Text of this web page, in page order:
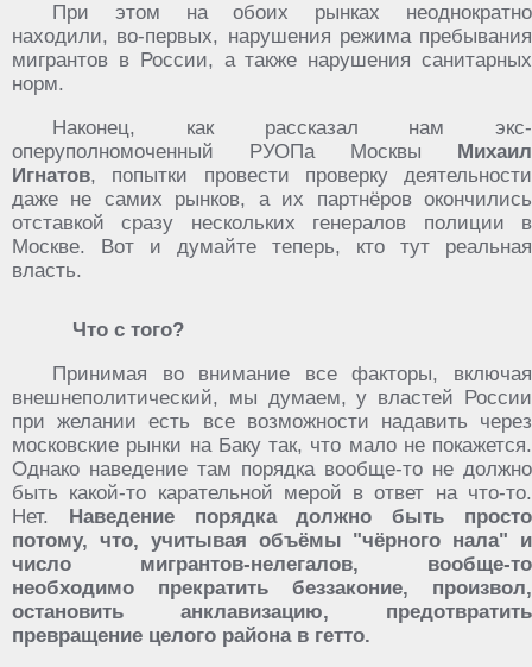
При этом на обоих рынках неоднократно
находили, во-первых, нарушения режима пребывания
мигрантов в России, а также нарушения санитарных
норм.
Наконец, как рассказал нам экс-
оперуполномоченный РУОПа Москвы Михаил
Игнатов, попытки провести проверку деятельности
даже не самих рынков, а их партнёров окончились
отставкой сразу нескольких генералов полиции в
Москве. Вот и думайте теперь, кто тут реальная
власть.
Что с того?
Принимая во внимание все факторы, включая
внешнеполитический, мы думаем, у властей России
при желании есть все возможности надавить через
московские рынки на Баку так, что мало не покажется.
Однако наведение там порядка вообще-то не должно
быть какой-то карательной мерой в ответ на что-то.
Нет. Наведение порядка должно быть просто
потому, что, учитывая объёмы "чёрного нала" и
число мигрантов-нелегалов, вообще-то
необходимо прекратить беззаконие, произвол,
остановить анклавизацию, предотвратить
превращение целого района в гетто.